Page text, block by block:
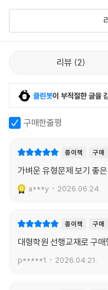
급 도전이 가능하도록 하였
리뷰 2
클린봇이 부적절한 글을
구매한줄평
종이책 구매
가벼운 유형문제 보기 좋
a***y 2026.06.24.
종이책 구매
대형학원 선행교재로 구
p*****1 2026.04.21.